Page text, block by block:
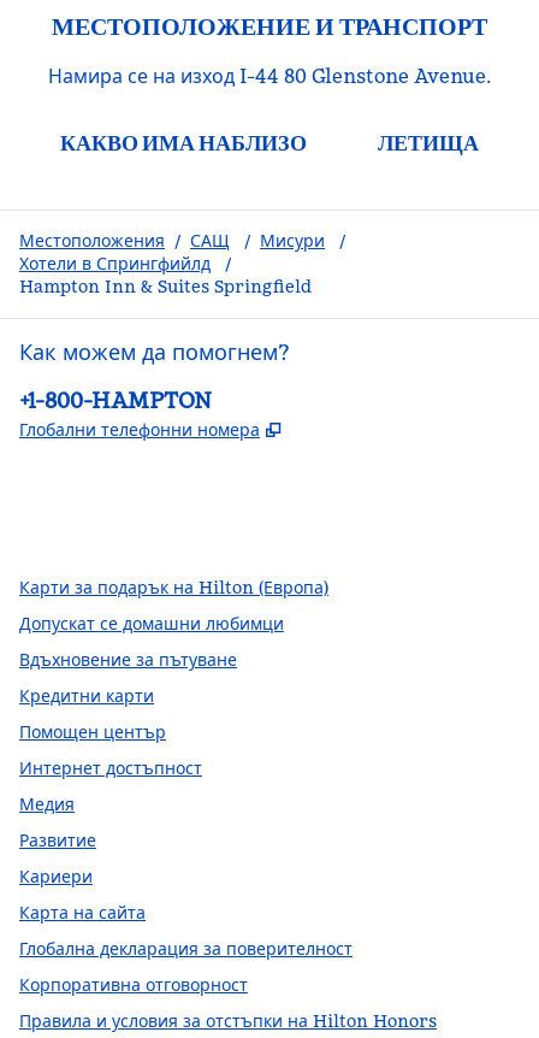
МЕСТОПОЛОЖЕНИЕ И ТРАНСПОРТ
Намира се на изход I-44 80 Glenstone Avenue.
КАКВО ИМА НАБЛИЗО ЛЕТИЩА
Местоположения / САЩ / Мисури
/
Хотели в Спрингфийлд
/
Hampton Inn & Suites Springfield
Как можем да помогнем?
Телефон:
+1-800-HAMPTON
Глобални телефонни номера ,
Карти за подарък на Hilton (Европа)
Допускат се домашни любимци
Вдъхновение за пътуване
Кредитни карти
Помощен център
Интернет достъпност
Медия
Развитие
Кариери
Карта на сайта
Глобална декларация за поверителност
Корпоративна отговорност
Правила и условия за отстъпки на Hilton Honors